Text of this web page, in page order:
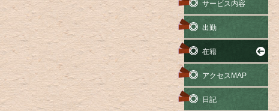
サービス内容
出勤
在籍
アクセスMAP
日記